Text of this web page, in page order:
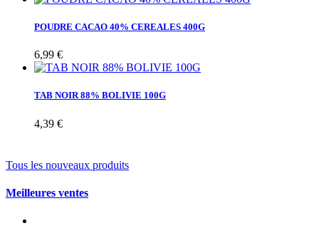
POUDRE CACAO 40% CEREALES 400G
6,99 €
TAB NOIR 88% BOLIVIE 100G
4,39 €
Tous les nouveaux produits
Meilleures ventes